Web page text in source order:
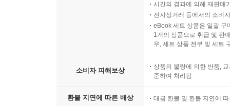
시간의 경과에 의해 재판매
전자상거래 등에서의 소비
eBook 세트 상품은 일괄 구
1개의 상품으로 취급 및 판
우, 세트 상품 전부 및 세트
소비자 피해보상
상품의 불량에 의한 반품,
준하여 처리됨
환불 지연에 따른 배상 대금 환불 및 환불 지연에